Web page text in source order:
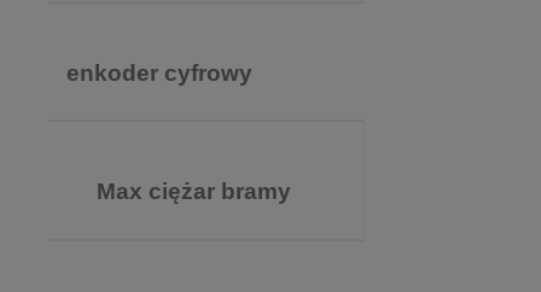
enkoder cyfrowy
Max ciężar bramy